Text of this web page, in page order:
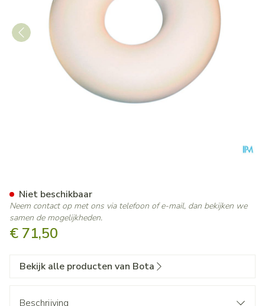
€ 71,50
Niet beschikbaar
Neem contact op met ons via telefoon of e-mail, dan bekijken we
samen de mogelijkheden.
Bekijk alle producten van Bota
Beschrijving